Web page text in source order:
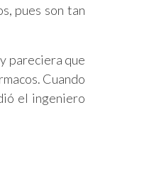
pues son tan
pareciera que
Cuando
el ingeniero